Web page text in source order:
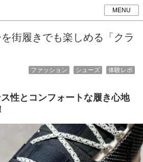
MENU
街履きでも楽しめる「クラ
体験レポ
シューズ
ファッション
性とコンフォートな履き心地